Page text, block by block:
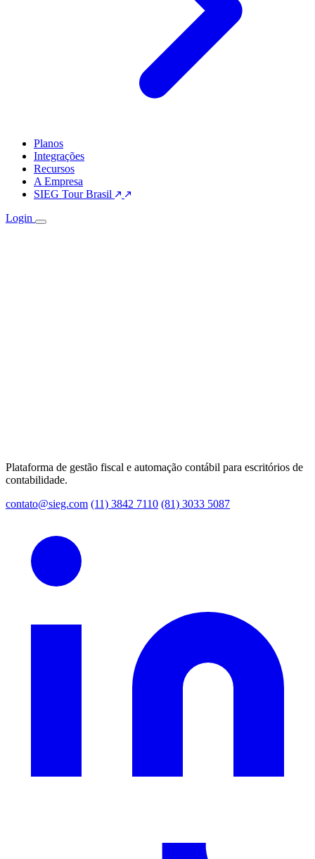
Planos
Integrações
Recursos
A Empresa
SIEG Tour Brasil
Login
Plataforma de gestão fiscal e automação contábil para escritórios de
contabilidade.
contato@sieg.com (11) 3842 7110 (81) 3033 5087